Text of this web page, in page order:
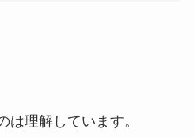
は理解しています。